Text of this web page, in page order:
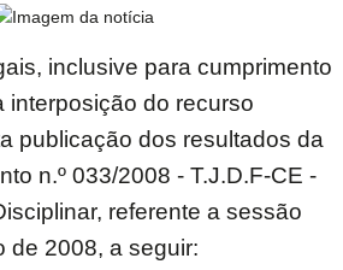
inclusive para cumprimento
interposição do recurso
publicação dos resultados da
n.º 033/2008 - T.J.D.F-CE -
referente a sessão
de 2008, a seguir: